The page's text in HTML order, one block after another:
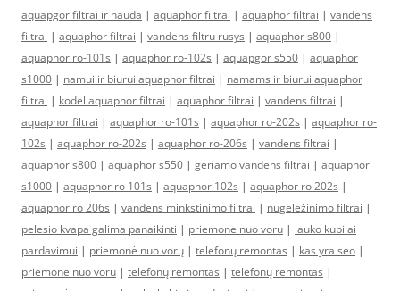
aquapgor filtrai ir nauda | aquaphor filtrai | aquaphor filtrai | vandens
filtrai | aquaphor filtrai | vandens filtru rusys | aquaphor s800 |
aquaphor ro-101s | aquaphor ro-102s | aquapgor s550 | aquaphor
s1000 | namui ir biurui aquaphor filtrai | namams ir biurui aquaphor
filtrai | kodel aquaphor filtrai | aquaphor filtrai | vandens filtrai |
aquaphor filtrai | aquaphor ro-101s | aquaphor ro-202s | aquaphor ro-
102s | aquaphor ro-202s | aquaphor ro-206s | vandens filtrai |
aquaphor s800 | aquaphor s550 | geriamo vandens filtrai | aquaphor
s1000 | aquaphor ro 101s | aquaphor 102s | aquaphor ro 202s |
aquaphor ro 206s | vandens minkstinimo filtrai | nugeležinimo filtrai |
pelesio kvapa galima panaikinti | priemone nuo voru | lauko kubilai
pardavimui | priemonė nuo vorų | telefonų remontas | kas yra seo |
priemone nuo voru | telefonų remontas | telefonų remontas |